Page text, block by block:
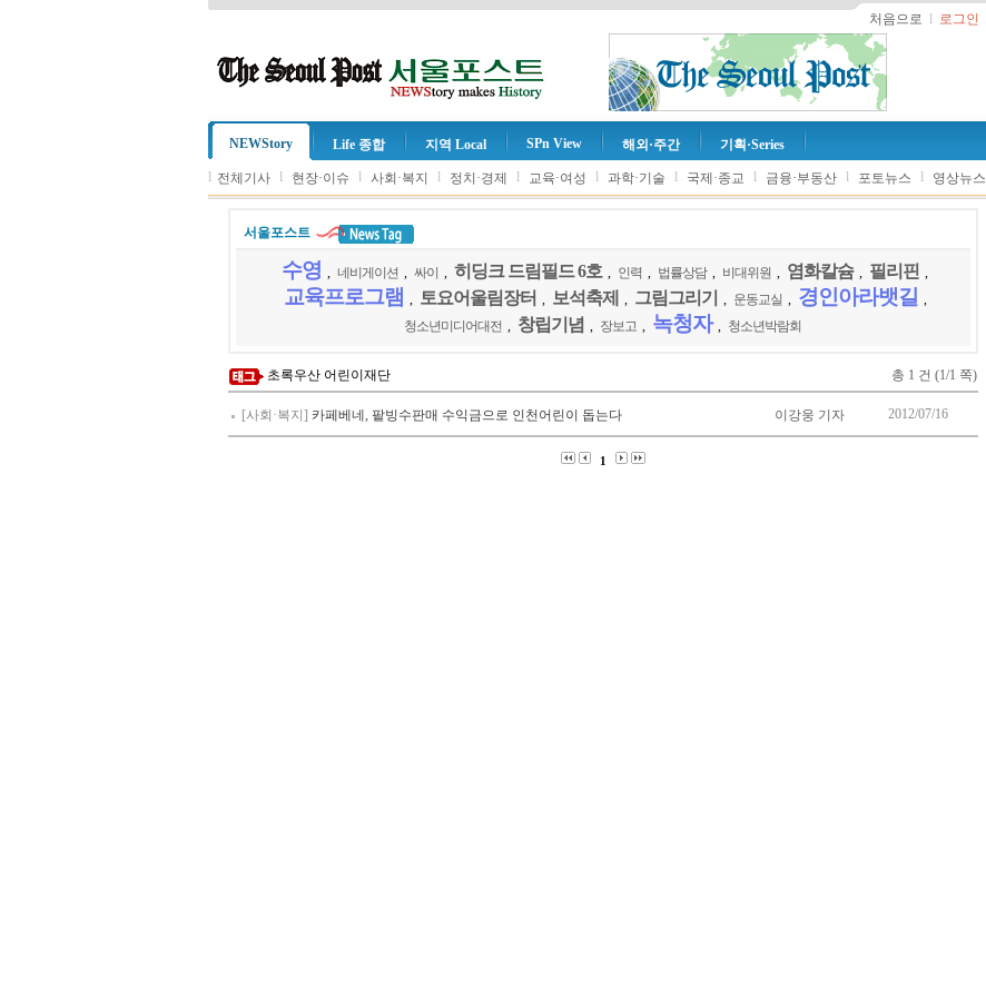
처음으로 l 로그인
NEWStory Life 종합 지역 Local SPn View 해외·주간 기획·Series
l 전체기사 l 현장·이슈 l 사회·복지 l 정치·경제 l 교육·여성 l 과학·기술 l 국제·종교 l 금융·부동산 l 포토뉴스 l 영상뉴스
서울포스트
수영 네비게이션 싸이 히딩크 드림필드 6호 인력 법률상담 비대위원 염화칼슘 필리핀
교육프로그램 토요어울림장터 보석축제 그림그리기 운동교실 경인아라뱃길
청소년미디어대전
창립기념 장보고 녹청자 청소년박람회
초록우산 어린이재단 총 1 건 (1/1 쪽)
[사회·복지] 카페베네, 팥빙수판매 수익금으로 인천어린이 돕는다 이강웅 기자 2012/07/16
1